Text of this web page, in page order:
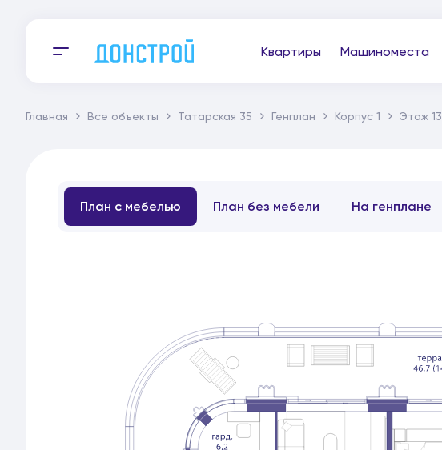
Квартиры Машиноместа
Главная Все объекты Татарская 35 Генплан Корпус 1 Этаж 13
План с мебелью План без мебели На генплане